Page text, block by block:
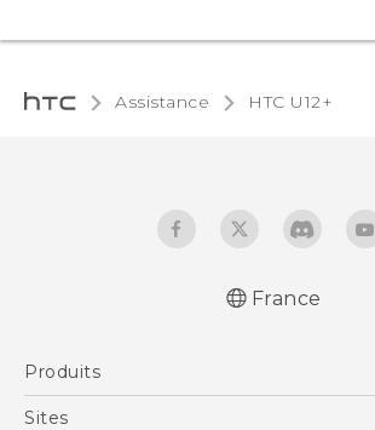
Assistance HTC U12+‎
France
Produits
Smartphones
Sites